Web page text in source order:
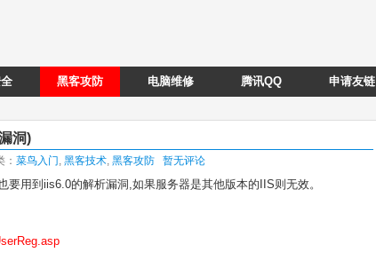
黑客攻防 电脑维修 腾讯QQ 申请友链
洞)
菜鸟入门, 黑客技术, 黑客攻防 暂无评论
用到iis6.0的解析漏洞,如果服务器是其他版本的IIS则无效。